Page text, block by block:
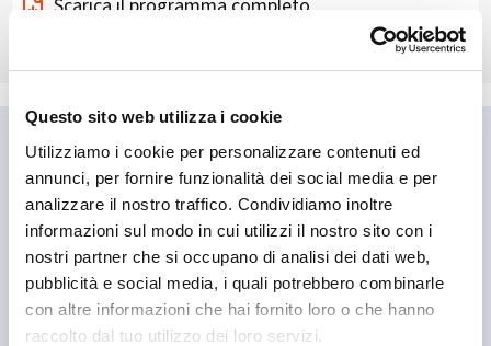
Questo sito web utilizza i cookie
Utilizziamo i cookie per personalizzare contenuti ed
annunci, per fornire funzionalità dei social media e per
analizzare il nostro traffico. Condividiamo inoltre
informazioni sul modo in cui utilizzi il nostro sito con i
nostri partner che si occupano di analisi dei dati web,
pubblicità e social media, i quali potrebbero combinarle
con altre informazioni che hai fornito loro o che hanno
raccolto dal tuo utilizzo dei loro servizi.
Scarica il programma completo